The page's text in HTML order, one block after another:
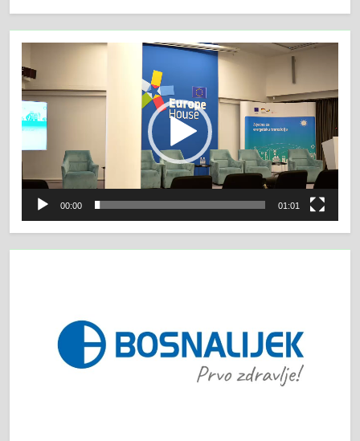
Player
00:00 01:01